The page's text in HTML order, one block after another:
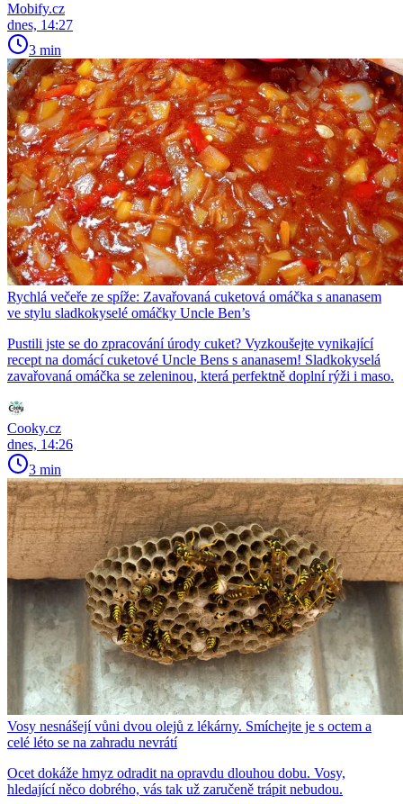
Mobify.cz
dnes, 14:27
3 min
Rychlá večeře ze spíže: Zavařovaná cuketová omáčka s ananasem
ve stylu sladkokyselé omáčky Uncle Ben’s
Pustili jste se do zpracování úrody cuket? Vyzkoušejte vynikající
recept na domácí cuketové Uncle Bens s ananasem! Sladkokyselá
zavařovaná omáčka se zeleninou, která perfektně doplní rýži i maso.
Cooky.cz
dnes, 14:26
3 min
Vosy nesnášejí vůni dvou olejů z lékárny. Smíchejte je s octem a
celé léto se na zahradu nevrátí
Ocet dokáže hmyz odradit na opravdu dlouhou dobu. Vosy,
hledající něco dobrého, vás tak už zaručeně trápit nebudou.